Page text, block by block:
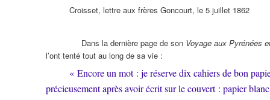
Croisset, lettre aux frères Goncourt, le 5 juillet 1862
Dans la dernière page de son Voyage aux Pyrénées
l’ont tenté tout au long de sa vie :
« Encore un mot : je réserve dix cahiers de bon
précieusement après avoir écrit sur le couvert : papier